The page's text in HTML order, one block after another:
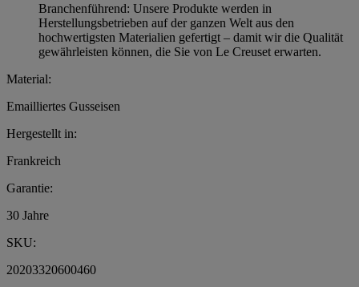
Branchenführend: Unsere Produkte werden in
Herstellungsbetrieben auf der ganzen Welt aus den
hochwertigsten Materialien gefertigt – damit wir die Qualität
gewährleisten können, die Sie von Le Creuset erwarten.
Material:
Emailliertes Gusseisen
Hergestellt in:
Frankreich
Garantie:
30 Jahre
SKU:
20203320600460